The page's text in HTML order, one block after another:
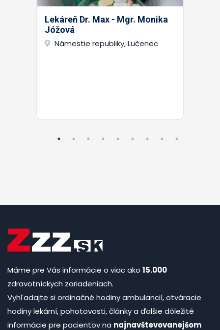
Lekáreň Dr. Max - Mgr. Monika
Jóžová
Námestie republiky, Lučenec
Máme pre Vás informácie o viac ako 15.000
zdravotníckych zariadeniach.
Vyhľadajte si ordinačné hodiny ambulancií, otváracie
hodiny lekární, pohotovosti, články a ďalšie dôležité
informácie pre pacientov na najnavštevovanejšom